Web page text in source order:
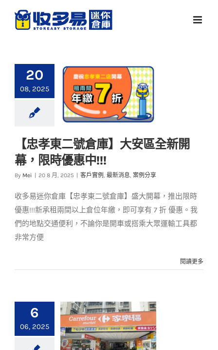
20
08, 2025
【忠孝東二號倉庫】
大安區全新開幕，限
時優惠中!!!
【忠孝東二號倉庫】大安區全新開
幕，限時優惠中!!!
By Mei 20 8 月, 2025 客戶實例 , 最新消息, 案例分享
​收多易迷你倉庫【忠孝東二號倉庫】盛大開幕，推出限時
優惠!!!新承租兩間以上倉位年繳，即可享有 7 折 優惠。​我
們的地點交通便利，不論你是開車或搭乘大眾運輸工具都
非常方便
閱讀更多
6
06, 2025